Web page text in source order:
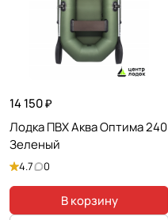
14 150 ₽
Лодка ПВХ Аква Оптима 240
Зеленый
4.7 0
В корзину